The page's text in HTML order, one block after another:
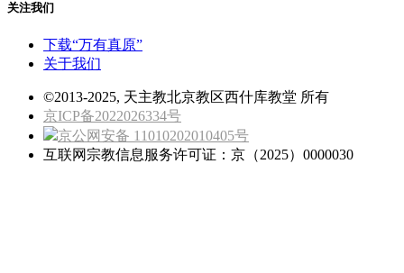
关注我们
下载“万有真原”
关于我们
©2013-2025, 天主教北京教区西什库教堂 所有
京ICP备2022026334号
京公网安备 11010202010405号
互联网宗教信息服务许可证：京（2025）0000030